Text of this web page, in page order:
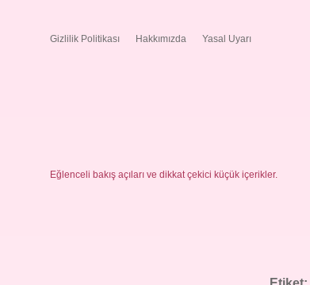
Gizlilik Politikası Hakkımızda Yasal Uyarı
Eğlenceli bakış açıları ve dikkat çekici küçük içerikler.